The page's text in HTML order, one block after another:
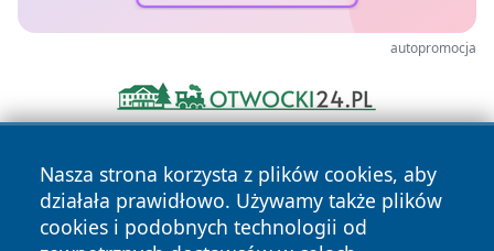
autopromocja
Nasza strona korzysta z plików cookies, aby
działała prawidłowo. Używamy także plików
cookies i podobnych technologii od